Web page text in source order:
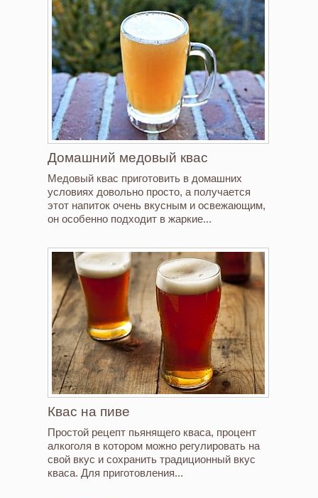
Домашний медовый квас
Медовый квас приготовить в домашних
условиях довольно просто, а получается
этот напиток очень вкусным и освежающим,
он особенно подходит в жаркие...
Квас на пиве
Простой рецепт пьянящего кваса, процент
алкоголя в котором можно регулировать на
свой вкус и сохранить традиционный вкус
кваса. Для приготовления...